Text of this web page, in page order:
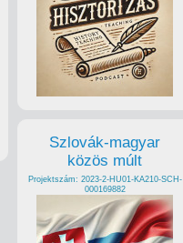
Szlovák-magyar
közös múlt
Projektszám: 2023-2-HU01-KA210-SCH-
000169882